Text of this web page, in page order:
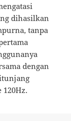
dihasilkan
tanpa
dengan